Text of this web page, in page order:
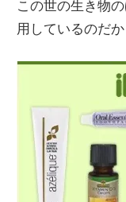
この世の生き物
用しているのだか